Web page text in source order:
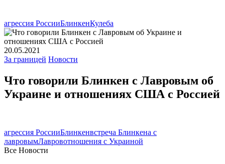
агрессия РоссииБлинкенКулеба
20.05.2021
За границей Новости
Что говорили Блинкен с Лавровым об
Украине и отношениях США с Россией
агрессия РоссииБлинкенвстреча Блинкена с
лавровымЛавровотношения с Украиной
Все Новости